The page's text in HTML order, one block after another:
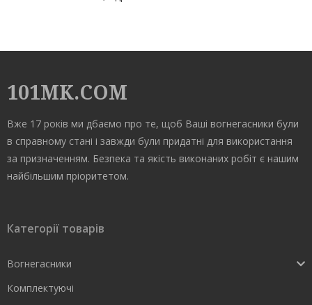
101MK.COM
Вже 17 років ми дбаємо про те, щоб Ваші вогнегасники були
в справному стані і завжди були придатні для використання
за призначенням. Безпека та якість виконаних робіт є нашим
найбільшим пріоритетом.
Категорії товарів
Вогнегасники
Комплектуючі